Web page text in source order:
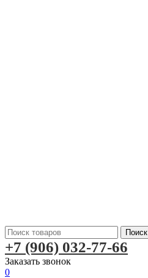
Поиск
+7 (906) 032-77-66
Заказать звонок
0